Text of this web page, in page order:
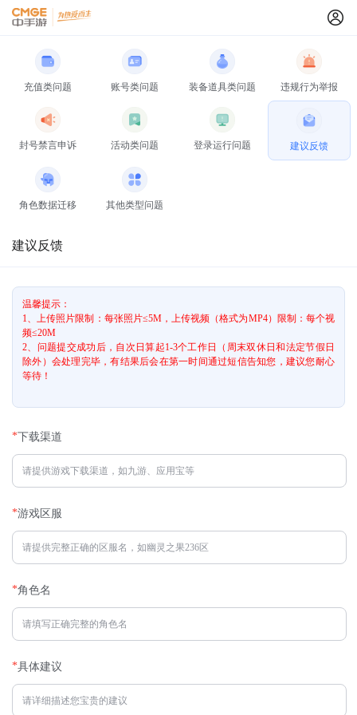
充值类问题 账号类问题 装备道具类问题 违规行为举报
封号禁言申诉 活动类问题 登录运行问题 建议反馈
角色数据迁移 其他类型问题
建议反馈
温馨提示：
1、上传照片限制：每张照片≤5M，上传视频（格式为MP4）限制：每个视
频≤20M
2、问题提交成功后，自次日算起1-3个工作日（周末双休日和法定节假日
除外）会处理完毕，有结果后会在第一时间通过短信告知您，建议您耐心
等待！
*下载渠道
*游戏区服
*角色名
*具体建议